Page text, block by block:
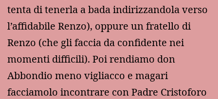
tenta di tenerla a bada indirizzandola verso
l’affidabile Renzo), oppure un fratello di
Renzo (che gli faccia da confidente nei
momenti difficili). Poi rendiamo don
Abbondio meno vigliacco e magari
facciamolo incontrare con Padre Cristoforo